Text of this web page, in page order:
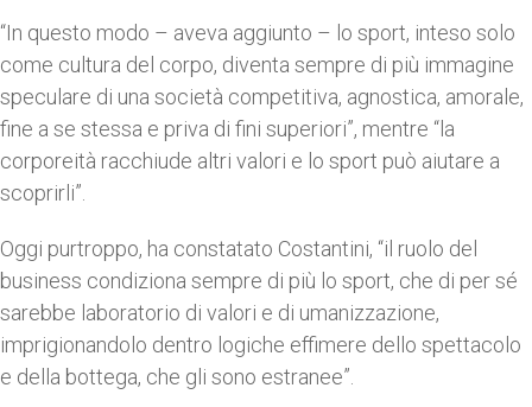
“In questo modo – aveva aggiunto – lo sport, inteso solo
come cultura del corpo, diventa sempre di più immagine
speculare di una società competitiva, agnostica, amorale,
fine a se stessa e priva di fini superiori”, mentre “la
corporeità racchiude altri valori e lo sport può aiutare a
scoprirli”.
Oggi purtroppo, ha constatato Costantini, “il ruolo del
business condiziona sempre di più lo sport, che di per sé
sarebbe laboratorio di valori e di umanizzazione,
imprigionandolo dentro logiche effimere dello spettacolo
e della bottega, che gli sono estranee”.